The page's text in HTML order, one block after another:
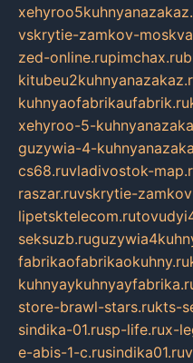
vskrytie-zamkov-
zed-online.rupimchax.ru
kuhnyaofabrikaufabrik.ru
xehyroo-5-
guzywia-4-
cs68.ruvladivostok-
raszar.ruvskrytie-
lipetsktelecom.ru
seksuzb.ru
fabrikaofabrikaokuhny.ru
store-brawl-stars.rukts-
sindika-01.rusp-life.rux-
e-abis-1-c.rusindika01.ru